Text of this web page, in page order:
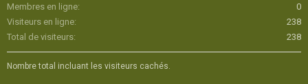
Membres en ligne
0
Visiteurs en ligne
238
Total de visiteurs
238
Nombre total incluant les visiteurs cachés.